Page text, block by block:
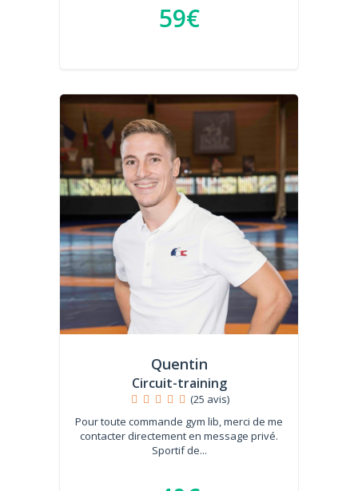
59€
Quentin
Circuit-training
(25 avis)
Pour toute commande gym lib, merci de me
contacter directement en message privé.
Sportif de...